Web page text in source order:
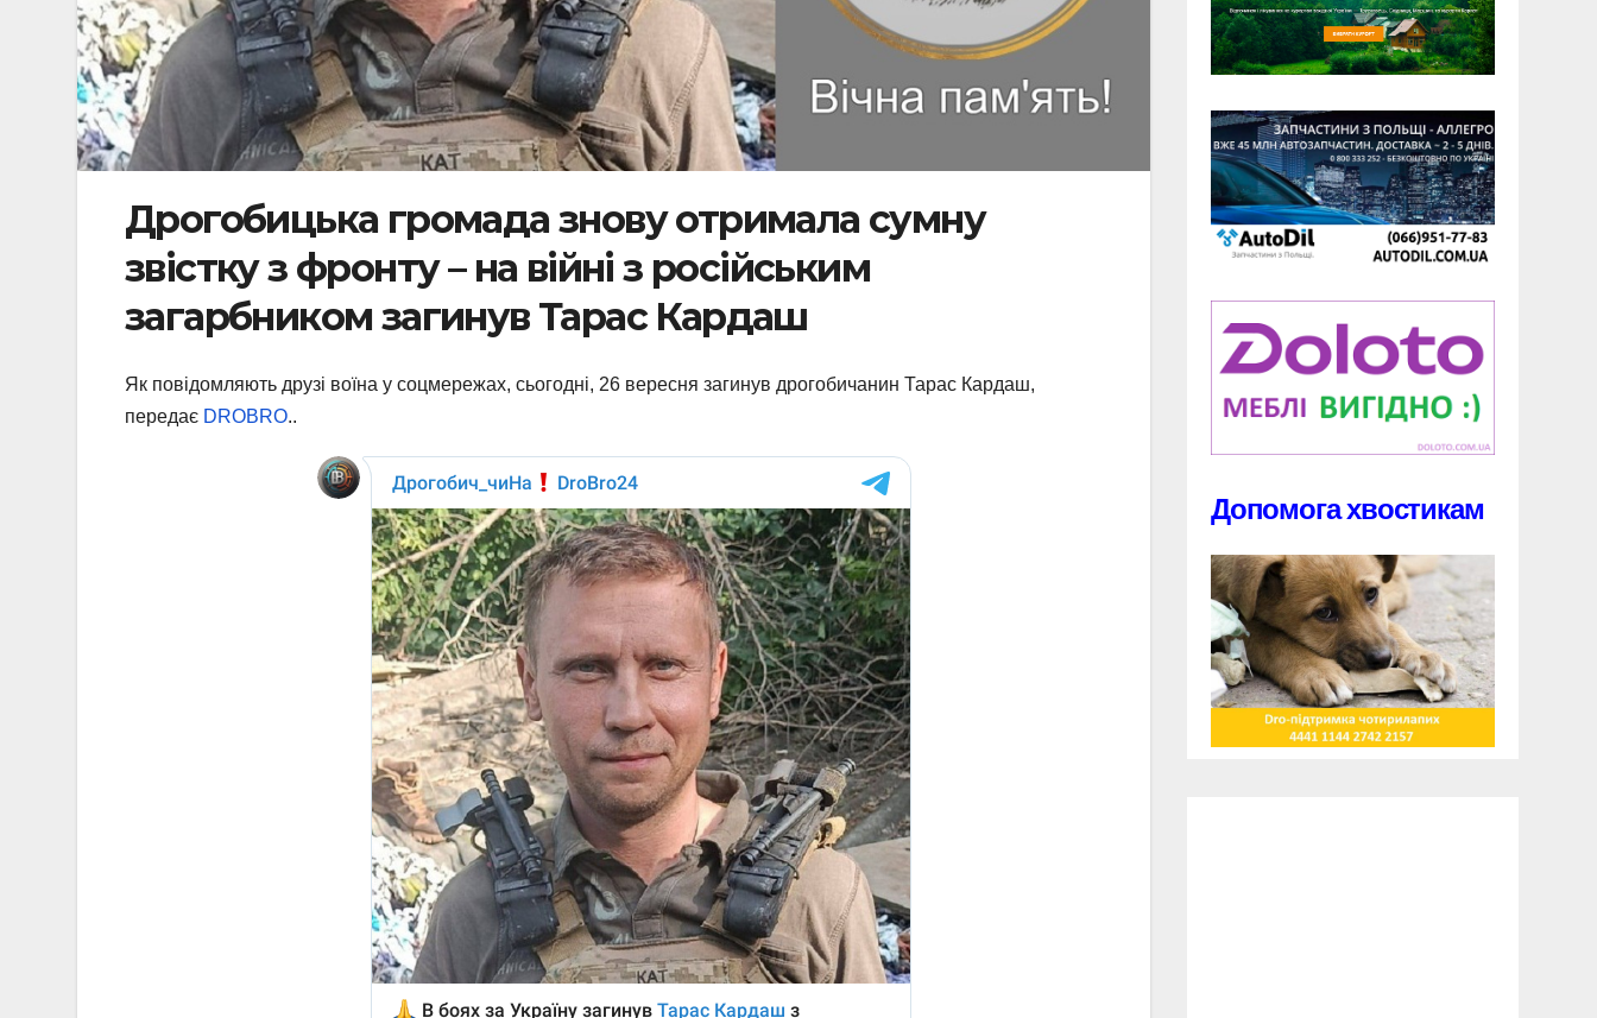
Дрогобицька громада знову отримала сумну
звістку з фронту – на війні з російським
загарбником загинув Тарас Кардаш
Як повідомляють друзі воїна у соцмережах, сьогодні, 26 вересня загинув дрогобичанин Тарас Кардаш,
передає DROBRO..
Допомога хвостикам